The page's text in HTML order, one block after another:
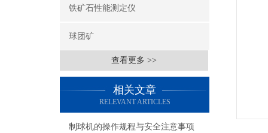
铁矿石性能测定仪
球团矿
查看更多 >>
相关文章
RELEVANT ARTICLES
制球机的操作规程与安全注意事项